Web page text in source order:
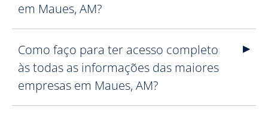
em Maues, AM?
Como faço para ter acesso completo
às todas as informações das maiores
empresas em Maues, AM?